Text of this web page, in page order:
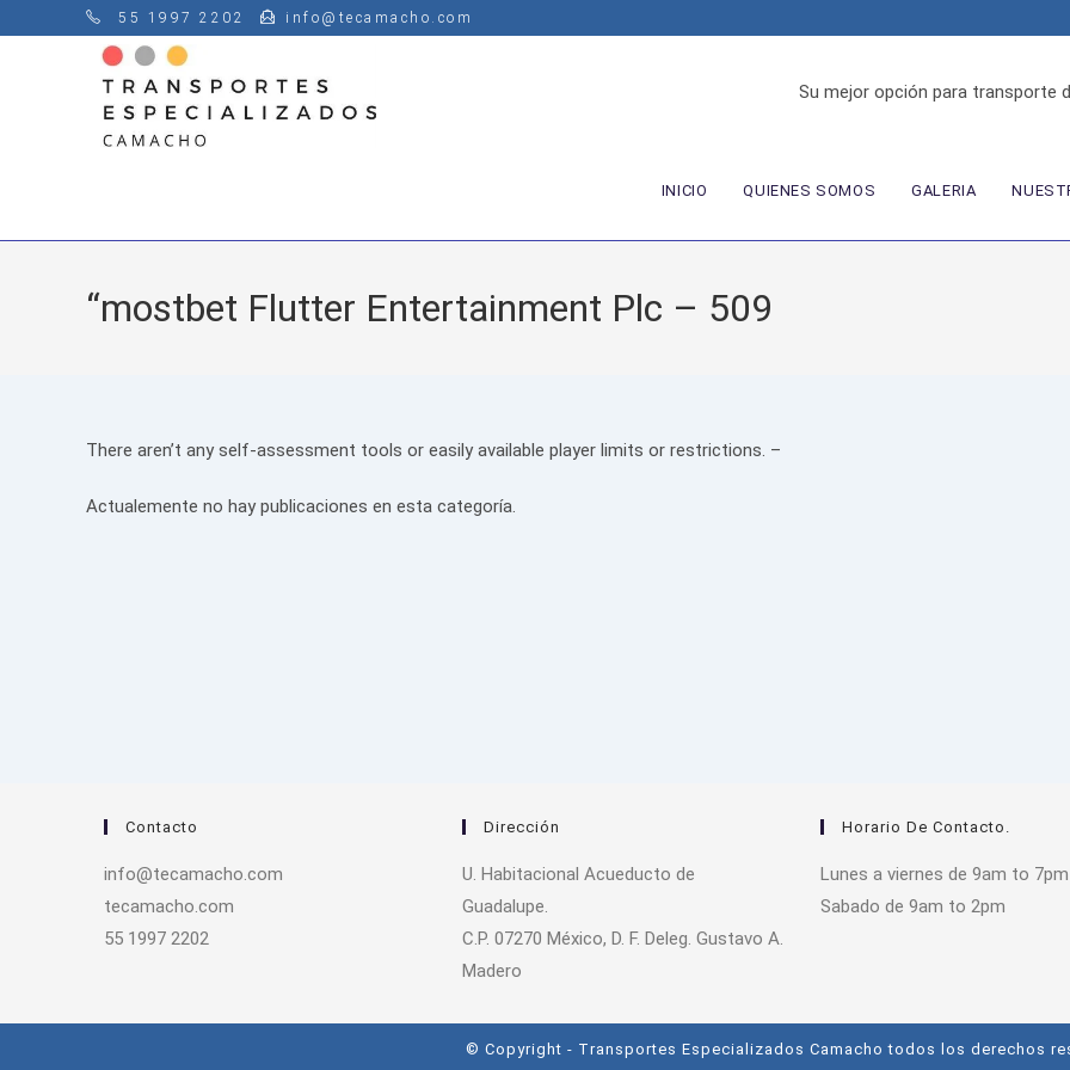
55 1997 2202 info@tecamacho.com
Su mejor opción para transporte
INICIO QUIENES SOMOS GALERIA
“mostbet Flutter Entertainment Plc – 509
There aren’t any self-assessment tools or easily available player limits or restrictions. –
Actualemente no hay publicaciones en esta categoría.
Contacto
info@tecamacho.com
tecamacho.com
55 1997 2202
Dirección
U. Habitacional Acueducto de
Guadalupe.
C.P. 07270 México, D. F. Deleg. Gustavo A.
Madero
Horario De Contacto.
Lunes a viernes de 9am to
Sabado de 9am to 2pm
© Copyright - Transportes Especializados Camacho todos los derechos